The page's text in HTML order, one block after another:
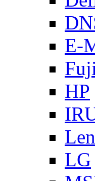
E-
HP
LG